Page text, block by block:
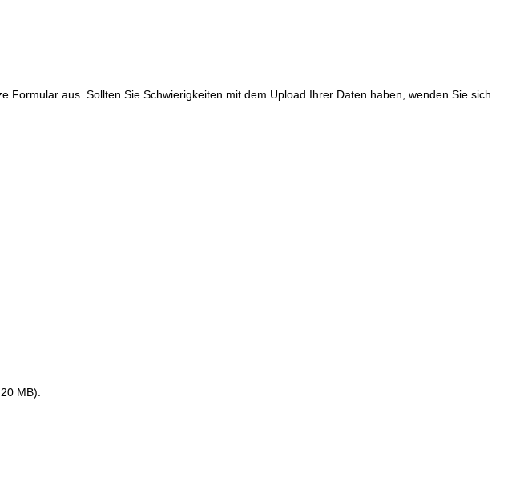
aus. Sollten Sie Schwierigkeiten mit dem Upload Ihrer Daten haben, wenden Sie sich
MB).